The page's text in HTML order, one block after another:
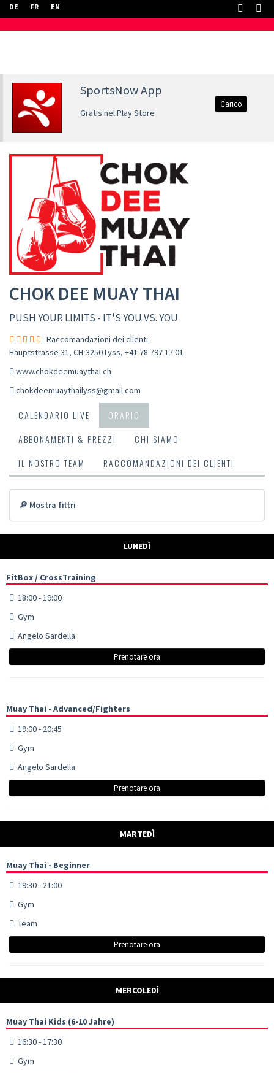
DE FR EN
SportsNow App
Gratis nel Play Store
Carico
CHOK DEE MUAY THAI
PUSH YOUR LIMITS - IT'S YOU VS. YOU
Raccomandazioni dei clienti
Hauptstrasse 31, CH-3250 Lyss, +41 78 797 17 01
www.chokdeemuaythai.ch
chokdeemuaythailyss@gmail.com
CALENDARIO LIVE
ORARIO
ABBONAMENTI & PREZZI
CHI SIAMO
IL NOSTRO TEAM
RACCOMANDAZIONI DEI CLIENTI
🔎 Mostra filtri
LUNEDÌ
FitBox / CrossTraining
18:00 - 19:00
Gym
Angelo Sardella
Prenotare ora
Muay Thai - Advanced/Fighters
19:00 - 20:45
Gym
Angelo Sardella
Prenotare ora
MARTEDÌ
Muay Thai - Beginner
19:30 - 21:00
Gym
Team
Prenotare ora
MERCOLEDÌ
Muay Thai Kids (6-10 Jahre)
16:30 - 17:30
Gym